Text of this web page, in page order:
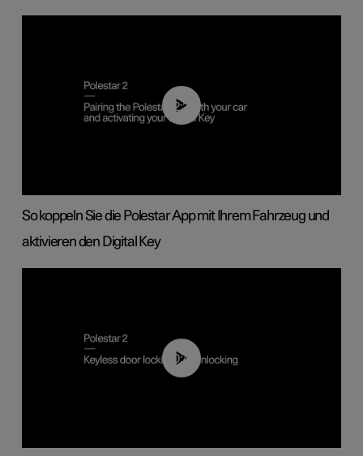
02:39
So koppeln Sie die Polestar App mit Ihrem Fahrzeug und
aktivieren den Digital Key
00:45